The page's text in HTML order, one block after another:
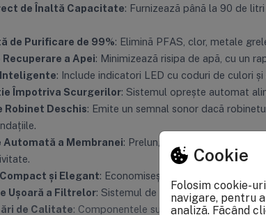
de Înaltă Capacitate: Furnizează până la 90 de
de Purificare de 99%: Elimină PFAS, clor, metale
Recuperare a Apei: Minimizează risipa de apă, cu un
: Include indicatori LED cu coduri de culori
Împotriva Scurgerilor: Sistemul oprește automat
Robinet Deschis: Emite un semnal sonor dacă
Automată a Membranei: Prelungește durata de viață
și Elegant: Economisește spațiu sub
Ușoară a Filtrelor: Sistemul de cartușe cu răsucire și
de Calitate: Componentele sunt certificate NSF/
Cookie
Folosim cookie-
navigare, pentru
analiză. Făcând